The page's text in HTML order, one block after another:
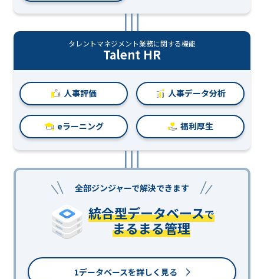
タレントマネジメント業務に関する機能
Talent HR
人事評価 人事データ分析
eラーニング 福利厚生
全部ジンジャーで解決できます
統合型データベースで
まるまる管理
1データベースを詳しく見る